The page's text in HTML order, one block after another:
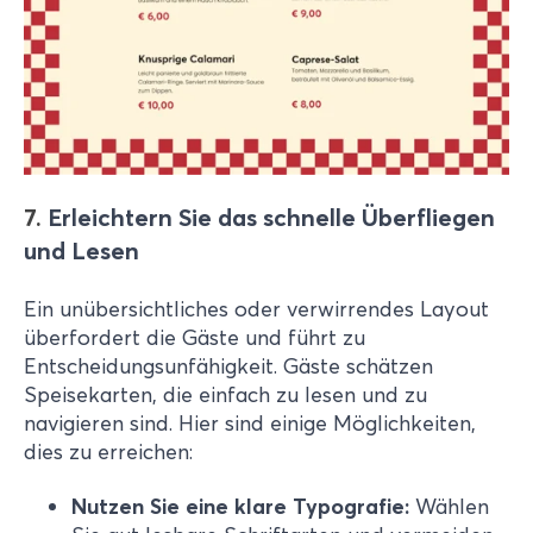
7. Erleichtern Sie das schnelle Überfliegen
und Lesen
Ein unübersichtliches oder verwirrendes Layout
überfordert die Gäste und führt zu
Entscheidungsunfähigkeit. Gäste schätzen
Speisekarten, die einfach zu lesen und zu
navigieren sind. Hier sind einige Möglichkeiten,
dies zu erreichen:
Nutzen Sie eine klare Typografie: Wählen